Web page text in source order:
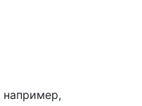
например,